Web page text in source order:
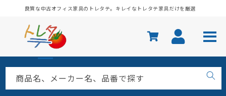
ンツに
良質な中古オフィス家具のトレタテ。キレイなトレタテ家具だけを厳選
商品名、メーカー名、品番で探す